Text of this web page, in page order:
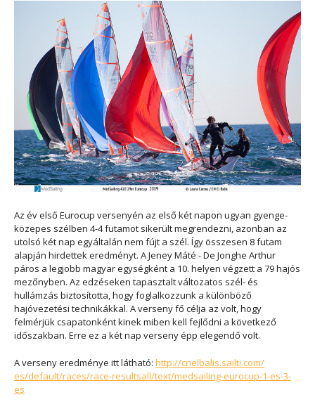
Az év első Eurocup versenyén az első két napon ugyan gyenge-
közepes szélben 4-4 futamot sikerült megrendezni, azonban az
utolsó két nap egyáltalán nem fújt a szél. Így összesen 8 futam
alapján hirdettek eredményt. A Jeney Máté - De Jonghe Arthur
páros a legjobb magyar egységként a 10. helyen végzett a 79 hajós
mezőnyben. Az edzéseken tapasztalt változatos szél- és
hullámzás biztosította, hogy foglalkozzunk a különböző
hajóvezetési technikákkal. A verseny fő célja az volt, hogy
felmérjük csapatonként kinek miben kell fejlődni a következő
időszakban. Erre ez a két nap verseny épp elegendő volt.
A verseny eredménye itt látható: http://cnelbalis.sailti.com/
es/default/races/race-resultsall/text/medsailing-eurocup-1-es-3-
es